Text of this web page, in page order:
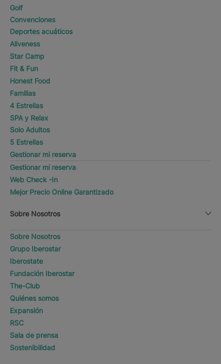
Golf
Convenciones
Deportes acuáticos
Aliveness
Star Camp
Fit & Fun
Honest Food
Familias
4 Estrellas
SPA y Relax
Solo Adultos
5 Estrellas
Gestionar mi reserva
Gestionar mi reserva
Web Check -In
Mejor Precio Online Garantizado
Sobre Nosotros
Sobre Nosotros
Grupo Iberostar
Iberostate
Fundación Iberostar
The-Club
Quiénes somos
Expansión
RSC
Sala de prensa
Sostenibilidad